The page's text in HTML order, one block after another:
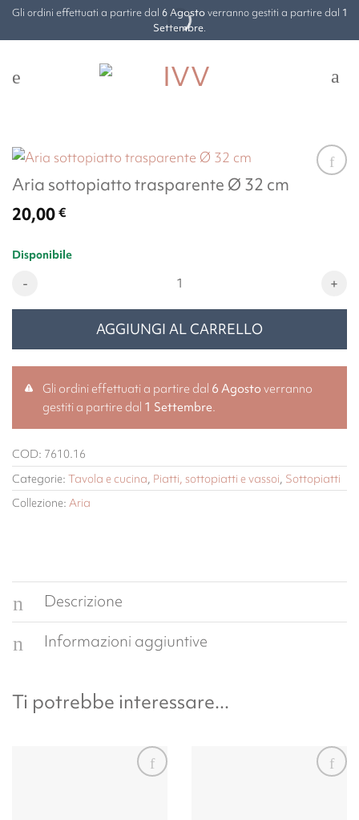
Salta
Gli ordini effettuati a partire dal 6 Agostoverranno gestiti a partire dal 1
Settembre.
Aria sottopiatto trasparente Ø 32 cm
20,00€
Disponibile
Aria sottopiatto trasparente Ø 32 cm quantità
AGGIUNGI AL CARRELLO
Gli ordini effettuati a partire dal 6 Agostoverranno
gestiti a partire dal 1 Settembre.
COD: 7610.16
Categorie: Tavola e cucina Piatti, sottopiatti e vassoi Sottopiatti
Collezione: Aria
Descrizione
Informazioni aggiuntive
Ti potrebbe interessare...